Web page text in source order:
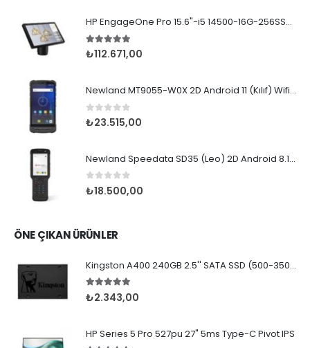
HP EngageOne Pro 15.6"-i5 14500-16G-256SSD-OST W11
5.00 5 üzerinden
₺112.671,00
Newland MT9055-W0X 2D Android 11 (Kılıf) Wifi BT
0 5 üzerinden
₺23.515,00
Newland Speedata SD35 (Leo) 2D Android 8.1 Wifi BT
0 5 üzerinden
₺18.500,00
ÖNE ÇIKAN ÜRÜNLER
Kingston A400 240GB 2.5'' SATA SSD (500-350MB/s)
5.005 üzerinden
₺2.343,00
HP Series 5 Pro 527pu 27" 5ms Type-C Pivot IPS